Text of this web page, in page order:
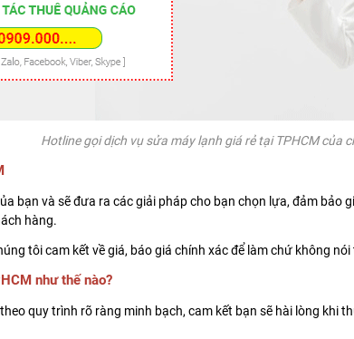
Hotline gọi dịch vụ sửa máy lạnh giá rẻ tại TPHCM của
bạn và sẽ đưa ra các giải pháp cho bạn chọn lựa, đảm bảo
hàng.
tôi cam kết về giá, báo giá chính xác để làm chứ không
như thế nào?
quy trình rõ ràng minh bạch, cam kết bạn sẽ hài lòng khi